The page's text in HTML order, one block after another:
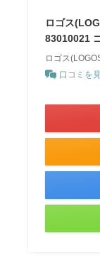
ロゴス
83010021
ロゴス
口コミを